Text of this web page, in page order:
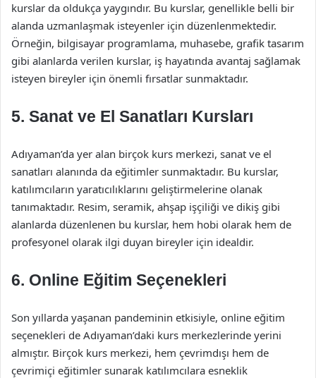
kurslar da oldukça yaygındır. Bu kurslar, genellikle belli bir
alanda uzmanlaşmak isteyenler için düzenlenmektedir.
Örneğin, bilgisayar programlama, muhasebe, grafik tasarım
gibi alanlarda verilen kurslar, iş hayatında avantaj sağlamak
isteyen bireyler için önemli fırsatlar sunmaktadır.
5. Sanat ve El Sanatları Kursları
Adıyaman’da yer alan birçok kurs merkezi, sanat ve el
sanatları alanında da eğitimler sunmaktadır. Bu kurslar,
katılımcıların yaratıcılıklarını geliştirmelerine olanak
tanımaktadır. Resim, seramik, ahşap işçiliği ve dikiş gibi
alanlarda düzenlenen bu kurslar, hem hobi olarak hem de
profesyonel olarak ilgi duyan bireyler için idealdir.
6. Online Eğitim Seçenekleri
Son yıllarda yaşanan pandeminin etkisiyle, online eğitim
seçenekleri de Adıyaman’daki kurs merkezlerinde yerini
almıştır. Birçok kurs merkezi, hem çevrimdışı hem de
çevrimiçi eğitimler sunarak katılımcılara esneklik